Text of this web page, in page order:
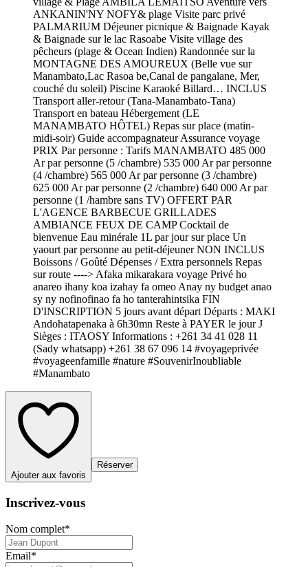
ANKANIN'NY NOFY& plage Visite parc privé
PALMARIUM Déjeuner picnique & Baignade Kayak
& Baignade sur le lac Rasoabe Visite village des
pêcheurs (plage & Ocean Indien) Randonnée sur la
MONTAGNE DES AMOUREUX (Belle vue sur
Manambato,Lac Rasoa be,Canal de pangalane, Mer,
couché du soleil) Piscine Karaoké Billard… INCLUS
Transport aller-retour (Tana-Manambato-Tana)
Transport en bateau Hébergement (LE
MANAMBATO HÔTEL) Repas sur place (matin-
midi-soir) Guide accompagnateur Assurance voyage
PRIX Par personne : Tarifs MANAMBATO 485 000
Ar par personne (5 /chambre) 535 000 Ar par personne
(4 /chambre) 565 000 Ar par personne (3 /chambre)
625 000 Ar par personne (2 /chambre) 640 000 Ar par
personne (1 /hambre sans TV) OFFERT PAR
L'AGENCE BARBECUE GRILLADES
AMBIANCE FEUX DE CAMP Cocktail de
bienvenue Eau minérale 1L par jour sur place Un
yaourt par personne au petit-déjeuner NON INCLUS
Boissons / Goûté Dépenses / Extra personnels Repas
sur route ----> Afaka mikarakara voyage Privé ho
anareo ihany koa izahay fa omeo Anay ny budget anao
sy ny nofinofinao fa ho tanterahintsika FIN
D'INSCRIPTION 5 jours avant départ Départs : MAKI
Andohatapenaka à 6h30mn Reste à PAYER le jour J
Sièges : ITAOSY Informations : +261 34 41 028 11
(Sady whatsapp) +261 38 67 096 14 #voyageprivée
#voyageenfamille #nature #SouvenirInoubliable
#Manambato
Ajouter aux favoris
Réserver
Inscrivez-vous
Nom complet*
Email*